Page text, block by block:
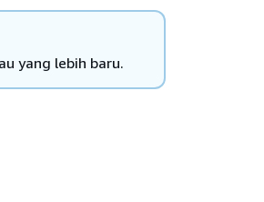
yang lebih baru.